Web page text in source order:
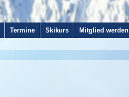
Termine Skikurs Mitglied werden